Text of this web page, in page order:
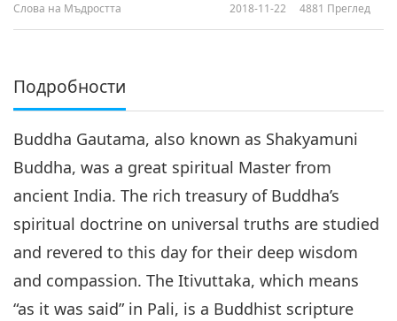
Слова на Мъдростта 2018-11-22 4881 Преглед
Подробности
Buddha Gautama, also known as Shakyamuni
Buddha, was a great spiritual Master from
ancient India. The rich treasury of Buddha’s
spiritual doctrine on universal truths are studied
and revered to this day for their deep wisdom
and compassion. The Itivuttaka, which means
“as it was said” in Pali, is a Buddhist scripture